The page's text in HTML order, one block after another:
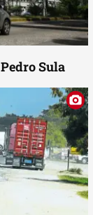
Sula